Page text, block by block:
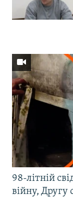
98-літній
війну, Другу